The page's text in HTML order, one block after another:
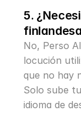
5.
No, Perso
locución
que no hay
Solo sube
idioma de